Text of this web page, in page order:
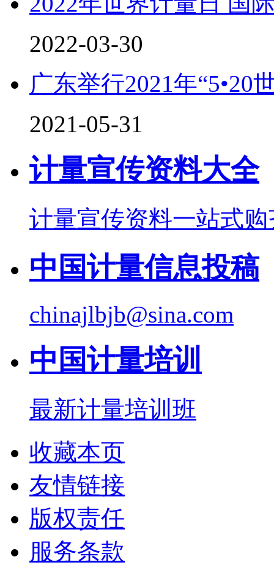
2022-03-30
广东举行2021年“5•20
2021-05-31
计量宣传资料大全
计量宣传资料一站式购
中国计量信息投稿
chinajlbjb@sina.com
中国计量培训
最新计量培训班
收藏本页
友情链接
版权责任
服务条款